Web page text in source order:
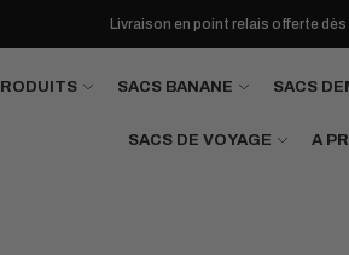
Livraison en point relais offerte
SACS BANANE SACS
SACS DE VOYAGE A